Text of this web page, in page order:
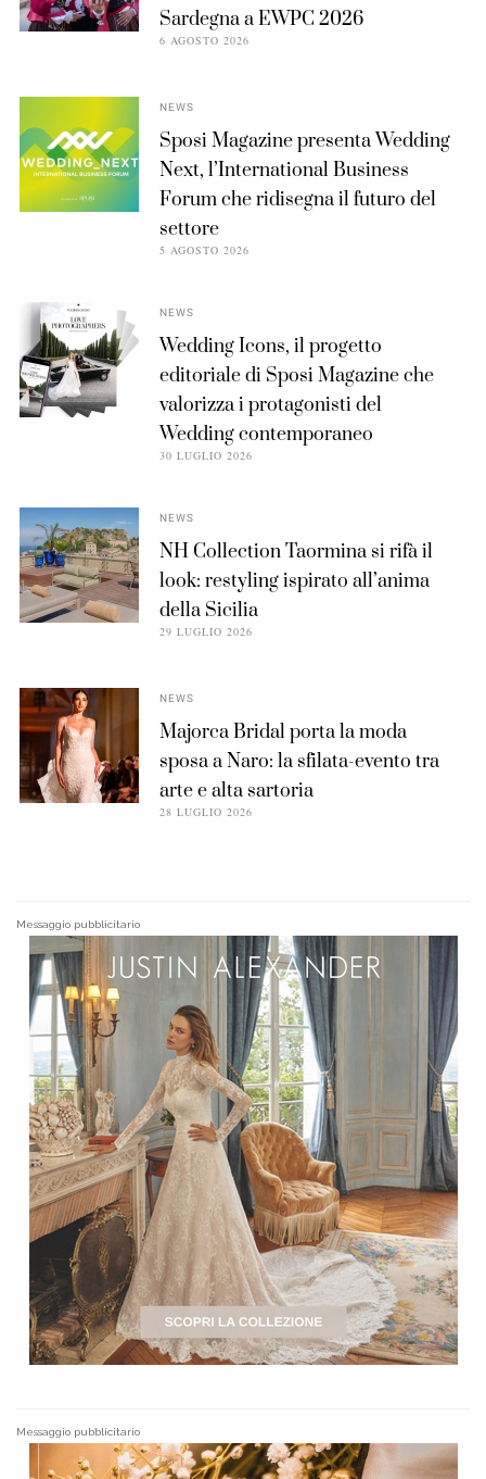
Sardegna a EWPC 2026
6 AGOSTO 2026
NEWS
Sposi Magazine presenta Wedding
Next, l’International Business
Forum che ridisegna il futuro del
settore
5 AGOSTO 2026
NEWS
Wedding Icons, il progetto
editoriale di Sposi Magazine che
valorizza i protagonisti del
Wedding contemporaneo
30 LUGLIO 2026
NEWS
NH Collection Taormina si rifà il
look: restyling ispirato all’anima
della Sicilia
29 LUGLIO 2026
NEWS
Majorca Bridal porta la moda
sposa a Naro: la sfilata-evento tra
arte e alta sartoria
28 LUGLIO 2026
Messaggio pubblicitario
Messaggio pubblicitario